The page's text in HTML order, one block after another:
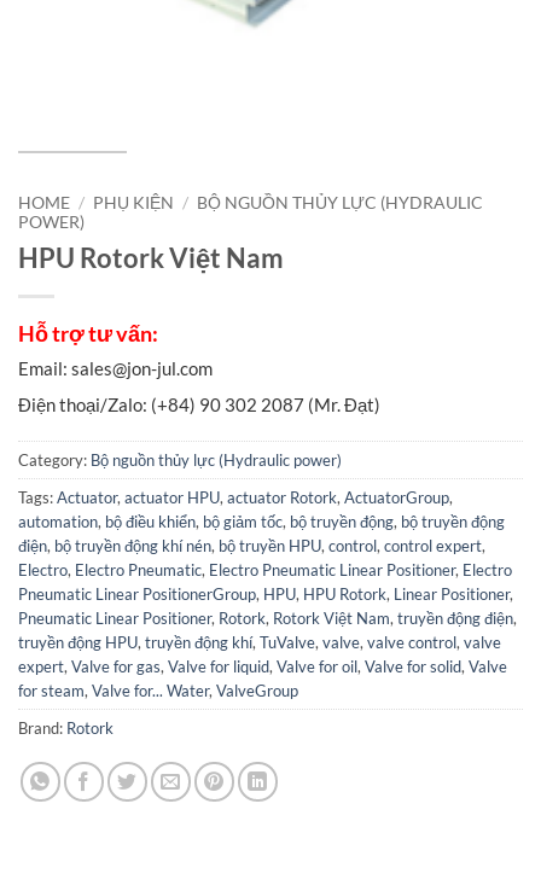
HOME / PHỤ KIỆN / BỘ NGUỒN THỦY LỰC (HYDRAULIC
POWER)
HPU Rotork Việt Nam
Category: Bộ nguồn thủy lực (Hydraulic power)
Tags:Actuator,actuator HPU,actuator Rotork,ActuatorGroup,
automation, bộ điều khiển, bộ giảm tốc, bộ truyền động, bộ truyền động
điện, bộ truyền động khí nén, bộ truyền HPU,control,control expert,
Electro, Electro Pneumatic, Electro Pneumatic Linear Positioner, Electro
Pneumatic Linear PositionerGroup, HPU, HPU Rotork, Linear Positioner,
Pneumatic Linear Positioner, Rotork, Rotork Việt Nam,truyền động điện,
truyền động HPU,truyền động khí,TuValve,valve,valve control,valve
expert,Valve for gas,Valve for liquid,Valve for oil,Valve for solid,Valve
for steam,Valve for... Water,ValveGroup
Brand: Rotork